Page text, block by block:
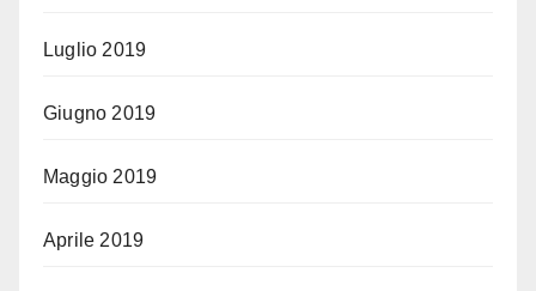
Luglio 2019
Giugno 2019
Maggio 2019
Aprile 2019